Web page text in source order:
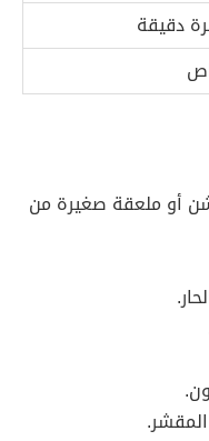
دقيقة
أو ملعقة صغيرة من